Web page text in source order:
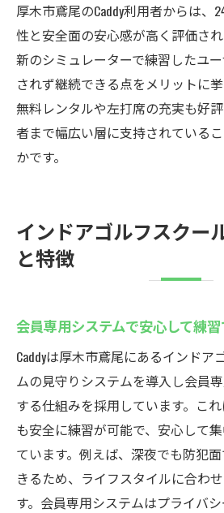
厚木市鳶尾のCaddy利用者からは、
性と安全面の安心感が高く評価さ
新のシミュレーターで練習したユ
されず継続できる点をメリットに挙
無料レンタルや左打席の充実も好
者まで幅広い層に支持されている
かです。
インドアゴルフスクー
と特徴
会員専用システムで安心して練
Caddyは厚木市鳶尾にあるインドア
ムの見守りシステムを導入し会員
する仕組みを採用しています。こ
も安全に練習が可能で、安心して
ています。例えば、深夜でも防犯
きるため、ライフスタイルに合わ
す。会員専用システムはプライバ